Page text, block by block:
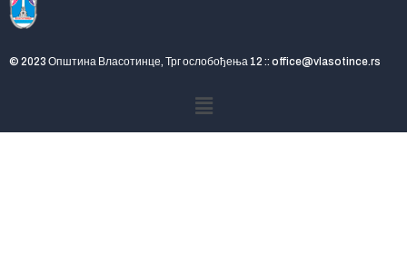
© 2023 Општина Власотинце, Трг ослобођења 12 :: office@vlasotince.rs